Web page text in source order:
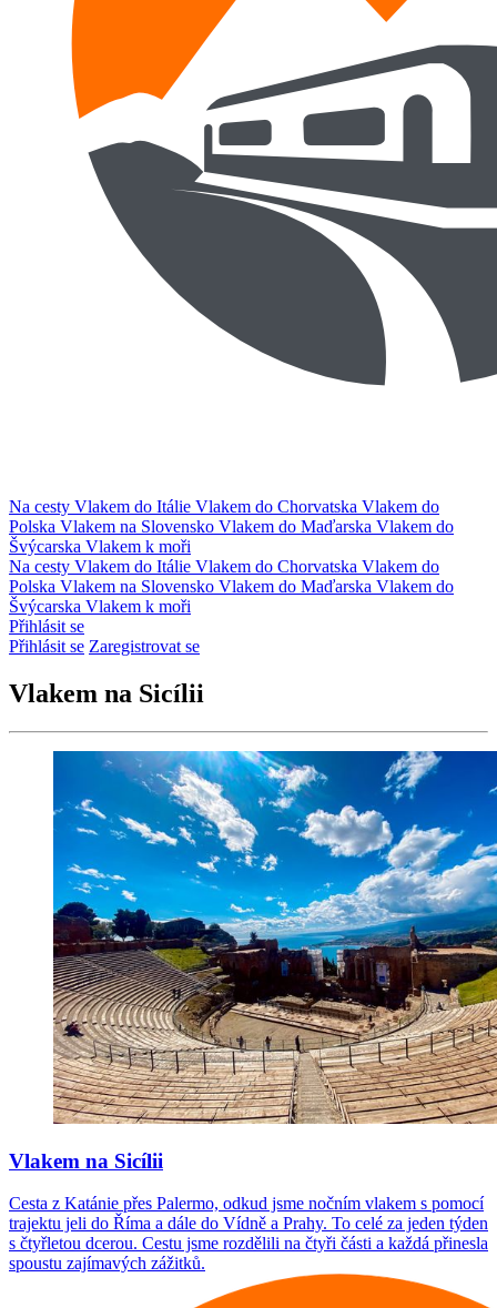
Na cesty Vlakem do Itálie Vlakem do Chorvatska Vlakem do
Polska Vlakem na Slovensko Vlakem do Maďarska Vlakem do
Švýcarska Vlakem k moři
Na cesty Vlakem do Itálie Vlakem do Chorvatska Vlakem do
Polska Vlakem na Slovensko Vlakem do Maďarska Vlakem do
Švýcarska Vlakem k moři
Přihlásit se
Přihlásit se Zaregistrovat se
Vlakem na Sicílii
Vlakem na Sicílii
Cesta z Katánie přes Palermo, odkud jsme nočním vlakem s pomocí
trajektu jeli do Říma a dále do Vídně a Prahy. To celé za jeden týden
s čtyřletou dcerou. Cestu jsme rozdělili na čtyři části a každá přinesla
spoustu zajímavých zážitků.